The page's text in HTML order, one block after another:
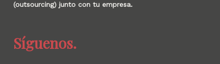
(outsourcing) junto con tu empresa.
Síguenos.